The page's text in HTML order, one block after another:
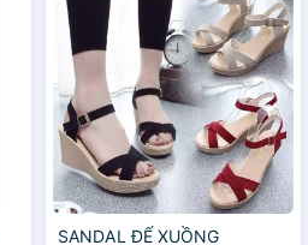
SANDAL ĐẾ XUỒNG